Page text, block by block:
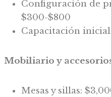
Configuración de
$300-$800
Capacitación
Mobiliario y
Mesas y sillas: